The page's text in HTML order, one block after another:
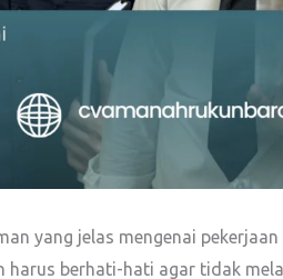
yang jelas mengenai
harus berhati-hati agar tidak